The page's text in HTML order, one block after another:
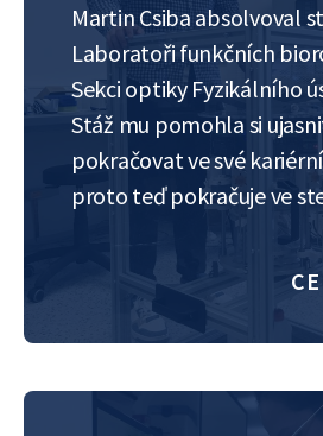
Martin Csiba absolvoval
Laboratoři funkčních
Sekci optiky Fyzikálního
Stáž mu pomohla si
pokračovat ve své
proto teď pokračuje ve
Ph.D. studiem. „Měl
kvůli tomu, že se budu
Prahy a že půjdu vlastně